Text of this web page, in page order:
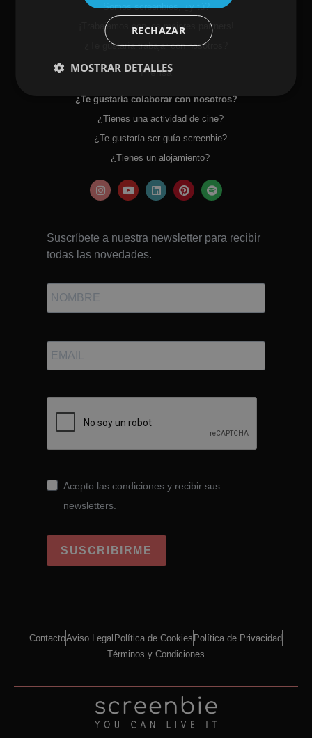
Somos screenbies, ¿y tú?
¡Trabajamos con los mejores partners!
¿Te gustaría trabajar con nosotros?
Prensa
¿Te gustaría colaborar con nosotros?
¿Tienes una actividad de cine?
¿Te gustaría ser guía screenbie?
¿Tienes un alojamiento?
Suscríbete a nuestra newsletter para recibir
todas las novedades.
Acepto las condiciones y recibir sus
newsletters.
SUSCRIBIRME
ContactoAviso Legal Política de Cookies Política de Privacidad
Términos y Condiciones
RECHAZAR
MOSTRAR DETALLES